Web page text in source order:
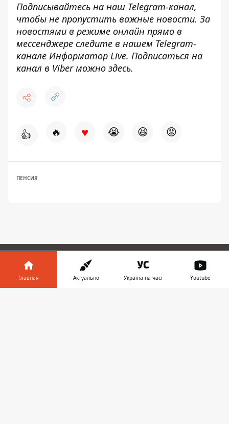
Подписывайтесь на наш Telegram-канал,
чтобы не пропустить важные новости. За
новостями в режиме онлайн прямо в
мессенджере следите в нашем Telegram-
канале Информатор Live. Подписаться на
канал в Viber можно здесь.
👍 🔥 ♥ 😭 😆 😡
ПЕНСИЯ
ПРЕДЛОЖИТЬ НОВОСТЬ
Главная Актуально Україна на часі Youtube